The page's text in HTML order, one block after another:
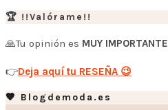
🏆 !!Valórame!!
🙏Tu opinión es MUY IMPORTANTE
👉Deja aquí tu RESEÑA 😉
🧡 Blogdemoda.es